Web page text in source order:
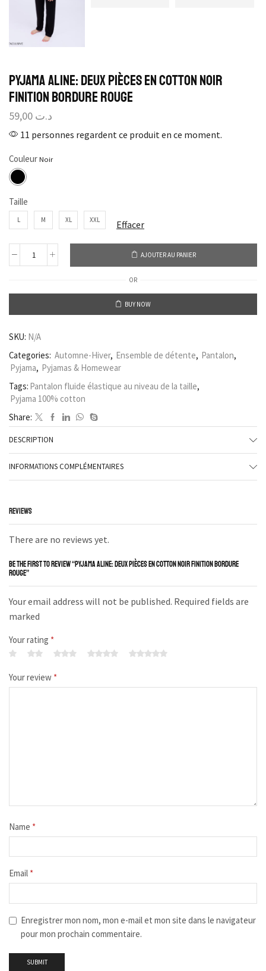
Pyjama Aline: Deux pièces en cotton noir
finition bordure rouge
د.ت
11 personnes regardent ce produit en ce moment.
Couleur
Taille
L M XL XXL Effacer
AJOUTER AU PANIER
OR
BUY NOW
SKU: N/A
Categories: Automne-Hiver, Ensemble de détente, Pantalon,
Pyjama, Pyjamas & Homewear
Tags: Pantalon fluide élastique au niveau de la taille,
Pyjama 100% cotton
Share:
DESCRIPTION
INFORMATIONS COMPLÉMENTAIRES
REVIEWS
There are no reviews yet.
BE THE FIRST TO REVIEW “PYJAMA ALINE: DEUX PIÈCES EN COTTON NOIR FINITION BORDURE
ROUGE”
Your email address will not be published. Required fields are
marked
Your rating *
Your review *
Name *
Email *
Enregistrer mon nom, mon e-mail et mon site dans le navigateur
pour mon prochain commentaire.